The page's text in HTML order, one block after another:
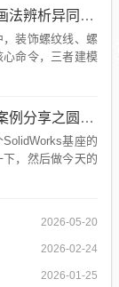
SolidWorks螺纹三种画法辨析异同：装饰螺纹线、螺柱向导、螺纹特征
装饰螺纹线、螺
命令，三者建模
异极大，也是新
SolidWorks动画教程案例分享之圆管分料动画，重力自然滑落
基座的
，然后做今天的
座练习题...
2026-05-20
2026-02-24
2026-01-25